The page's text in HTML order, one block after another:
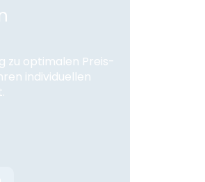
zu optimalen Preis-
individuellen